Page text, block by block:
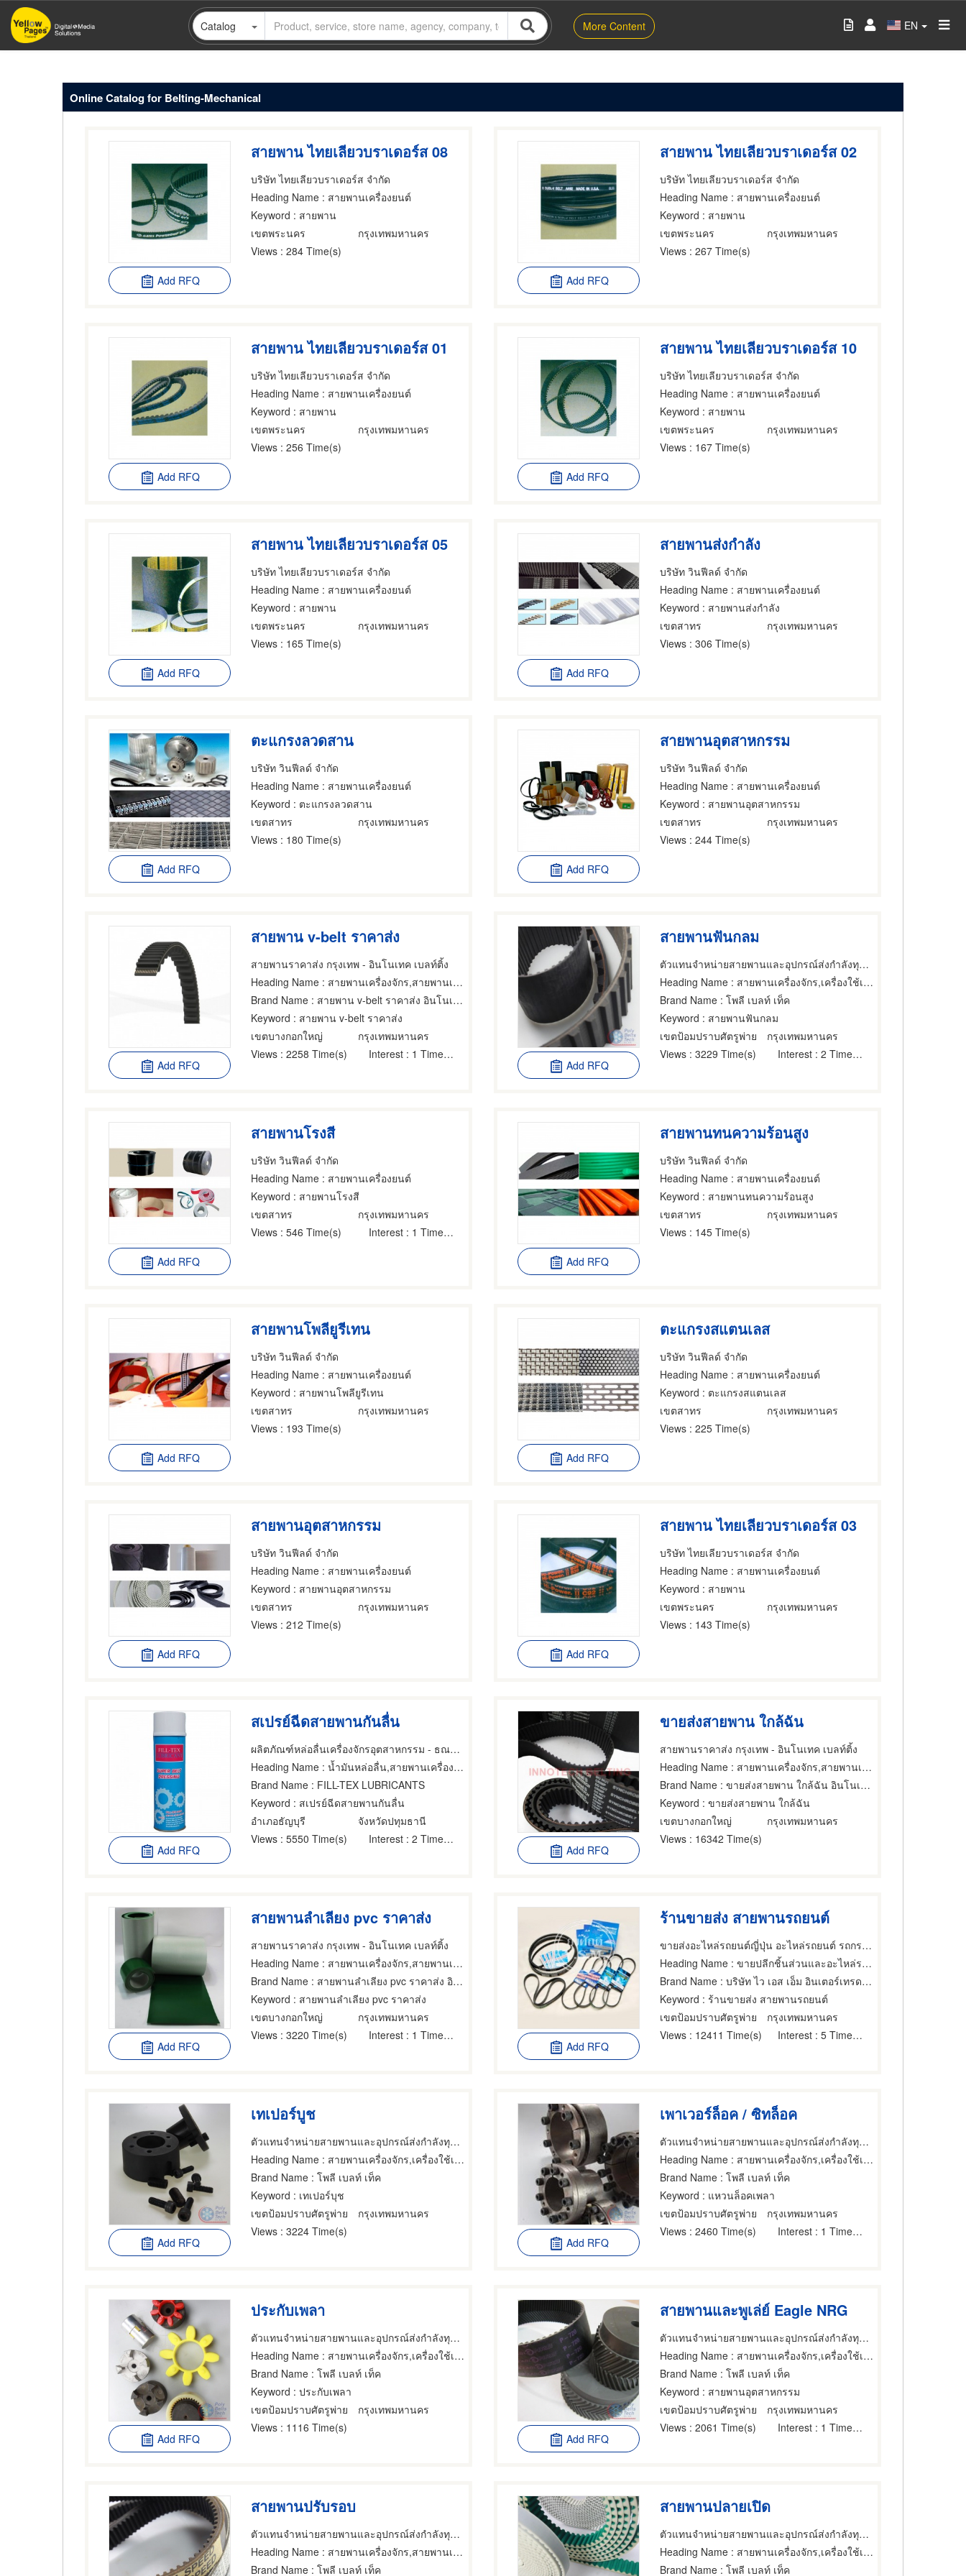
Skip
main
Catalog More Content EN
Online Catalog for Belting-Mechanical
Add RFQ
สายพาน ไทยเลียวบราเดอร์ส 08
บริษัท ไทยเลียวบราเดอร์ส จำกัด
Heading Name : สายพานเครื่องยนต์
Keyword : สายพาน
เขตพระนคร
กรุงเทพมหานคร
Views : 284 Time(s)
Add RFQ
สายพาน ไทยเลียวบราเดอร์ส 02
บริษัท ไทยเลียวบราเดอร์ส จำกัด
Heading Name : สายพานเครื่องยนต์
Keyword : สายพาน
เขตพระนคร
กรุงเทพมหานคร
Views : 267 Time(s)
Add RFQ
สายพาน ไทยเลียวบราเดอร์ส 01
บริษัท ไทยเลียวบราเดอร์ส จำกัด
Heading Name : สายพานเครื่องยนต์
Keyword : สายพาน
เขตพระนคร
กรุงเทพมหานคร
Views : 256 Time(s)
Add RFQ
สายพาน ไทยเลียวบราเดอร์ส 10
บริษัท ไทยเลียวบราเดอร์ส จำกัด
Heading Name : สายพานเครื่องยนต์
Keyword : สายพาน
เขตพระนคร
กรุงเทพมหานคร
Views : 167 Time(s)
Add RFQ
สายพาน ไทยเลียวบราเดอร์ส 05
บริษัท ไทยเลียวบราเดอร์ส จำกัด
Heading Name : สายพานเครื่องยนต์
Keyword : สายพาน
เขตพระนคร
กรุงเทพมหานคร
Views : 165 Time(s)
Add RFQ
สายพานส่งกำลัง
บริษัท วินฟีลด์ จำกัด
Heading Name : สายพานเครื่องยนต์
Keyword : สายพานส่งกำลัง
เขตสาทร
กรุงเทพมหานคร
Views : 306 Time(s)
Add RFQ
ตะแกรงลวดสาน
บริษัท วินฟีลด์ จำกัด
Heading Name : สายพานเครื่องยนต์
Keyword : ตะแกรงลวดสาน
เขตสาทร
กรุงเทพมหานคร
Views : 180 Time(s)
Add RFQ
สายพานอุตสาหกรรม
บริษัท วินฟีลด์ จำกัด
Heading Name : สายพานเครื่องยนต์
Keyword : สายพานอุตสาหกรรม
เขตสาทร
กรุงเทพมหานคร
Views : 244 Time(s)
Add RFQ
สายพาน v-belt ราคาส่ง
สายพานราคาส่ง กรุงเทพ - อินโนเทค เบลท์ติ้ง
Heading Name : สายพานเครื่องจักร,สายพานเครื่องยนต์,เครื่องใช้เกี่ยวกับสายพานเครื่องยนต์
Brand Name : สายพาน v-belt ราคาส่ง อินโนเทค เบลท์ติ้ง
Keyword : สายพาน v-belt ราคาส่ง
เขตบางกอกใหญ่
กรุงเทพมหานคร
Views : 2258 Time(s) Interest : 1 Time(s)
Add RFQ
สายพานฟันกลม
ตัวแทนจำหน่ายสายพานและอุปกรณ์ส่งกำลังทุกชนิด
Heading Name : สายพานเครื่องจักร,เครื่องใช้เกี่ยวกับสายพานเครื่องยนต์,สายพานเครื่องยนต์
Brand Name : โพลี เบลท์ เท็ค
Keyword : สายพานฟันกลม
เขตป้อมปราบศัตรูพ่าย
กรุงเทพมหานคร
Views : 3229 Time(s) Interest : 2 Time(s)
Add RFQ
สายพานโรงสี
บริษัท วินฟีลด์ จำกัด
Heading Name : สายพานเครื่องยนต์
Keyword : สายพานโรงสี
เขตสาทร
กรุงเทพมหานคร
Views : 546 Time(s) Interest : 1 Time(s)
Add RFQ
สายพานทนความร้อนสูง
บริษัท วินฟีลด์ จำกัด
Heading Name : สายพานเครื่องยนต์
Keyword : สายพานทนความร้อนสูง
เขตสาทร
กรุงเทพมหานคร
Views : 145 Time(s)
Add RFQ
สายพานโพลียูรีเทน
บริษัท วินฟีลด์ จำกัด
Heading Name : สายพานเครื่องยนต์
Keyword : สายพานโพลียูรีเทน
เขตสาทร
กรุงเทพมหานคร
Views : 193 Time(s)
Add RFQ
ตะแกรงสแตนเลส
บริษัท วินฟีลด์ จำกัด
Heading Name : สายพานเครื่องยนต์
Keyword : ตะแกรงสแตนเลส
เขตสาทร
กรุงเทพมหานคร
Views : 225 Time(s)
Add RFQ
สายพานอุตสาหกรรม
บริษัท วินฟีลด์ จำกัด
Heading Name : สายพานเครื่องยนต์
Keyword : สายพานอุตสาหกรรม
เขตสาทร
กรุงเทพมหานคร
Views : 212 Time(s)
Add RFQ
สายพาน ไทยเลียวบราเดอร์ส 03
บริษัท ไทยเลียวบราเดอร์ส จำกัด
Heading Name : สายพานเครื่องยนต์
Keyword : สายพาน
เขตพระนคร
กรุงเทพมหานคร
Views : 143 Time(s)
Add RFQ
สเปรย์ฉีดสายพานกันลื่น
ผลิตภัณฑ์หล่อลื่นเครื่องจักรอุตสาหกรรม - ธณฤกษ์ อินเตอร์เทรด
Heading Name : น้ำมันหล่อลื่น,สายพานเครื่องจักร,สายพานเครื่องยนต์
Brand Name : FILL-TEX LUBRICANTS
Keyword : สเปรย์ฉีดสายพานกันลื่น
อำเภอธัญบุรี
จังหวัดปทุมธานี
Views : 5550 Time(s) Interest : 2 Time(s)
Add RFQ
ขายส่งสายพาน ใกล้ฉัน
สายพานราคาส่ง กรุงเทพ - อินโนเทค เบลท์ติ้ง
Heading Name : สายพานเครื่องจักร,สายพานเครื่องยนต์,เครื่องใช้เกี่ยวกับสายพานเครื่องยนต์
Brand Name : ขายส่งสายพาน ใกล้ฉัน อินโนเทค เบลท์ติ้ง
Keyword : ขายส่งสายพาน ใกล้ฉัน
เขตบางกอกใหญ่
กรุงเทพมหานคร
Views : 16342 Time(s)
Add RFQ
สายพานลําเลียง pvc ราคาส่ง
สายพานราคาส่ง กรุงเทพ - อินโนเทค เบลท์ติ้ง
Heading Name : สายพานเครื่องจักร,สายพานเครื่องยนต์,เครื่องใช้เกี่ยวกับสายพานเครื่องยนต์
Brand Name : สายพานลําเลียง pvc ราคาส่ง อินโนเทค เบลท์ติ้ง
Keyword : สายพานลําเลียง pvc ราคาส่ง
เขตบางกอกใหญ่
กรุงเทพมหานคร
Views : 3220 Time(s) Interest : 1 Time(s)
Add RFQ
ร้านขายส่ง สายพานรถยนต์
ขายส่งอะไหล่รถยนต์ญี่ปุ่น อะไหล่รถยนต์ รถกระบะ
Heading Name : ขายปลีกชิ้นส่วนและอะไหล่รถยนต์,สายพาน เครื่องจักรและเครื่องยนต์,สายพานเครื่องยนต์
Brand Name : บริษัท ไว เอส เอ็ม อินเตอร์เทรด จำกัด
Keyword : ร้านขายส่ง สายพานรถยนต์
เขตป้อมปราบศัตรูพ่าย
กรุงเทพมหานคร
Views : 12411 Time(s) Interest : 5 Time(s)
Add RFQ
เทเปอร์บูช
ตัวแทนจำหน่ายสายพานและอุปกรณ์ส่งกำลังทุกชนิด
Heading Name : สายพานเครื่องจักร,เครื่องใช้เกี่ยวกับสายพานเครื่องยนต์,สายพานเครื่องยนต์
Brand Name : โพลี เบลท์ เท็ค
Keyword : เทเปอร์บุช
เขตป้อมปราบศัตรูพ่าย
กรุงเทพมหานคร
Views : 3224 Time(s)
Add RFQ
เพาเวอร์ล็อค / ซิทล็อค
ตัวแทนจำหน่ายสายพานและอุปกรณ์ส่งกำลังทุกชนิด
Heading Name : สายพานเครื่องจักร,เครื่องใช้เกี่ยวกับสายพานเครื่องยนต์,สายพานเครื่องยนต์
Brand Name : โพลี เบลท์ เท็ค
Keyword : แหวนล็อคเพลา
เขตป้อมปราบศัตรูพ่าย
กรุงเทพมหานคร
Views : 2460 Time(s) Interest : 1 Time(s)
Add RFQ
ประกับเพลา
ตัวแทนจำหน่ายสายพานและอุปกรณ์ส่งกำลังทุกชนิด
Heading Name : สายพานเครื่องจักร,เครื่องใช้เกี่ยวกับสายพานเครื่องยนต์,สายพานเครื่องยนต์
Brand Name : โพลี เบลท์ เท็ค
Keyword : ประกับเพลา
เขตป้อมปราบศัตรูพ่าย
กรุงเทพมหานคร
Views : 1116 Time(s)
Add RFQ
สายพานและพูเล่ย์ Eagle NRG
ตัวแทนจำหน่ายสายพานและอุปกรณ์ส่งกำลังทุกชนิด
Heading Name : สายพานเครื่องจักร,เครื่องใช้เกี่ยวกับสายพานเครื่องยนต์,สายพานเครื่องยนต์
Brand Name : โพลี เบลท์ เท็ค
Keyword : สายพานอุตสาหกรรม
เขตป้อมปราบศัตรูพ่าย
กรุงเทพมหานคร
Views : 2061 Time(s) Interest : 1 Time(s)
สายพานปรับรอบ
ตัวแทนจำหน่ายสายพานและอุปกรณ์ส่งกำลังทุกชนิด
Heading Name : สายพานเครื่องจักร,สายพานเครื่องจักร,สายพานเครื่องยนต์
Brand Name : โพลี เบลท์ เท็ค
สายพานปลายเปิด
ตัวแทนจำหน่ายสายพานและอุปกรณ์ส่งกำลังทุกชนิด
Heading Name : สายพานเครื่องจักร,เครื่องใช้เกี่ยวกับสายพานเครื่องยนต์,สายพานเครื่องยนต์
Brand Name : โพลี เบลท์ เท็ค